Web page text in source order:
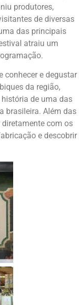
produtores,
de diversas
das principais
atraiu um
conhecer e degustar
da região,
de uma das
brasileira. Além das
com os
e descobrir